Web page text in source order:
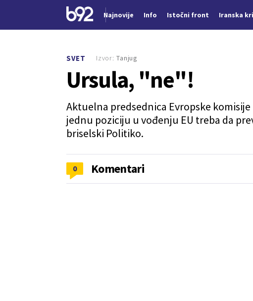
Najnovije Info Istočni front Iranska
SVET
Ursula, "ne"!
Aktuelna predsednica Evropske
jednu poziciju u vođenju EU treba da
briselski Politiko.
Izvor: Tanjug
0 Komentari